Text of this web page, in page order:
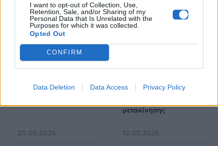
I want to opt-out of Collection, Use,
Retention, Sale, and/or Sharing of my
Personal Data that Is Unrelated with the
Purposes for which it was collected.
Opted Out
CONFIRM
Data Deletion Data Access Privacy Policy
EUROVISION
αύξηση κερδοφορίας
στη φετινή Eurovision
20.05.2026
Μεταφορικό μέσο ή
«παγίδα» θανάτου;
μετακίνησης
12.05.2026